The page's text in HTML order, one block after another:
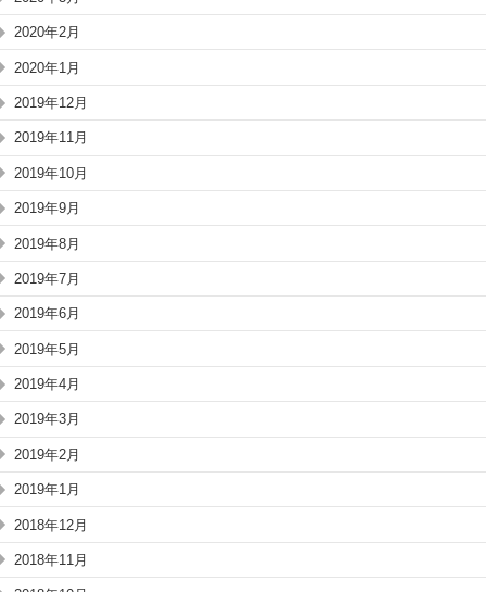
2020年2月
2020年1月
2019年12月
2019年11月
2019年10月
2019年9月
2019年8月
2019年7月
2019年6月
2019年5月
2019年4月
2019年3月
2019年2月
2019年1月
2018年12月
2018年11月